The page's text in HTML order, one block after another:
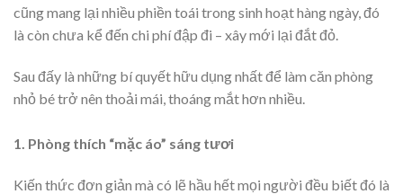
cũng mang lại nhiều phiền toái trong sinh hoạt hàng ngày, đó
là còn chưa kể đến chi phí đập đi – xây mới lại đắt đỏ.
Sau đấy là những bí quyết hữu dụng nhất để làm căn phòng
nhỏ bé trở nên thoải mái, thoáng mắt hơn nhiều.
1. Phòng thích “mặc áo” sáng tươi
Kiến thức đơn giản mà có lẽ hầu hết mọi người đều biết đó là